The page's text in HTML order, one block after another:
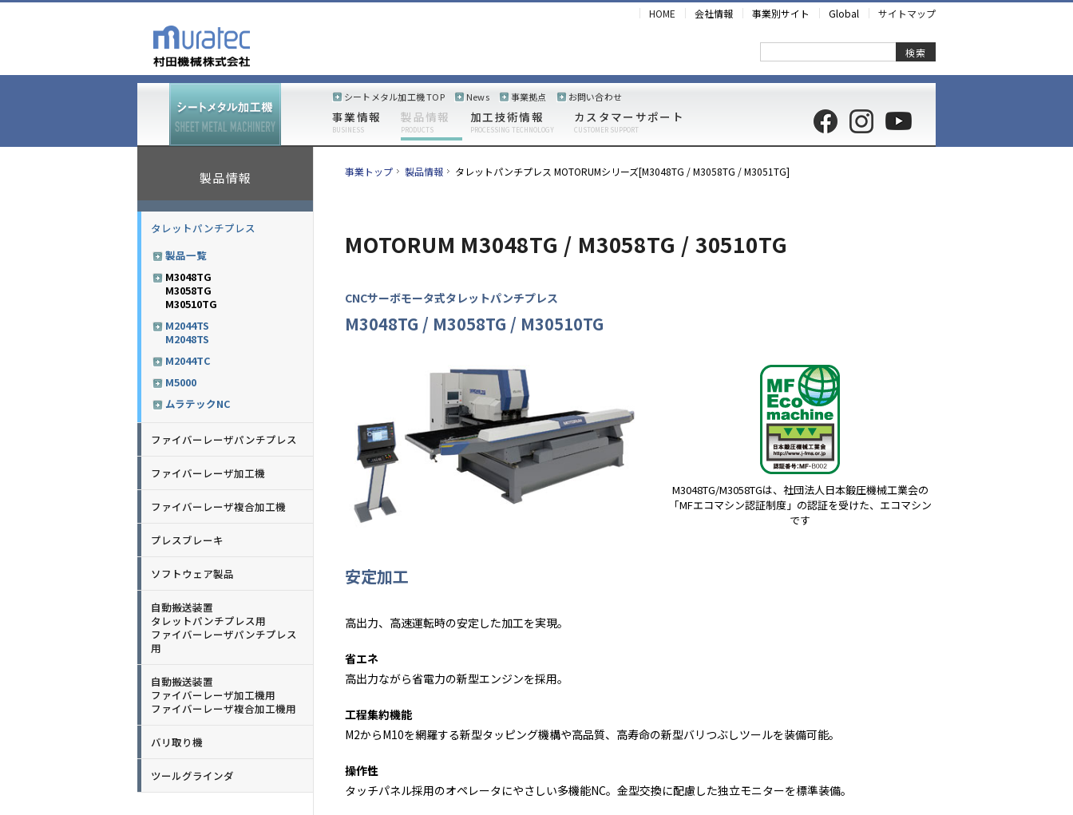
HOME 会社情報 事業別サイト Global サイトマップ
検索
事業情報
BUSINESS
製品情報
PRODUCTS
加工技術情報
PROCESSING TECHNOLOGY
カスタマーサポート
CUSTOMER SUPPORT
シートメタル加工機 TOP News 事業拠点 お問い合わせ
製品情報
タレットパンチプレス
製品一覧
M3048TG
M3058TG
M30510TG
M2044TS
M2048TS
M2044TC
M5000
ムラテックNC
ファイバーレーザパンチプレス
ファイバーレーザ加工機
ファイバーレーザ複合加工機
プレスブレーキ
ソフトウェア製品
自動搬送装置
タレットパンチプレス用
ファイバーレーザパンチプレス
用
自動搬送装置
ファイバーレーザ加工機用
ファイバーレーザ複合加工機用
バリ取り機
ツールグラインダ
事業トップ 製品情報 タレットパンチプレス MOTORUMシリーズ[M3048TG / M3058TG / M3051TG]
MOTORUM M3048TG / M3058TG / 30510TG
CNCサーボモータ式タレットパンチプレス
M3048TG / M3058TG / M30510TG
M3048TG/M3058TGは、社団法人日本鍛圧機械工業会の
「MFエコマシン認証制度」の認証を受けた、エコマシン
です
安定加工
高出力、高速運転時の安定した加工を実現。
省エネ
高出力ながら省電力の新型エンジンを採用。
工程集約機能
M2からM10を網羅する新型タッピング機構や高品質、高寿命の新型バリつぶしツールを装備可能。
操作性
タッチパネル採用のオペレータにやさしい多機能NC。金型交換に配慮した独立モニターを標準装備。